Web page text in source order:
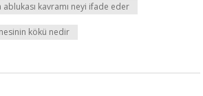
ablukası kavramı neyi ifade eder
kökü nedir